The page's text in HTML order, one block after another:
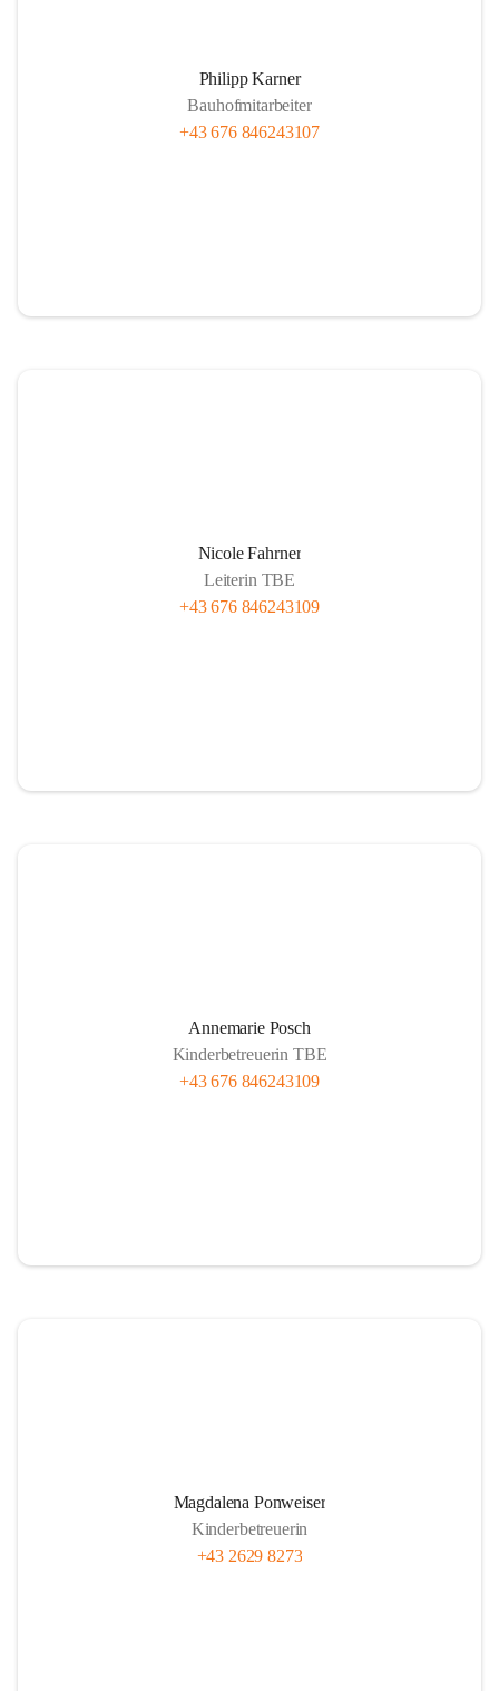
Philipp Karner
Bauhofmitarbeiter
+43 676 846243107
Nicole Fahrner
Leiterin TBE
+43 676 846243109
Annemarie Posch
Kinderbetreuerin TBE
+43 676 846243109
Magdalena Ponweiser
Kinderbetreuerin
+43 2629 8273